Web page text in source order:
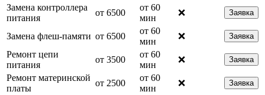
Замена контроллера
питания
от 6500
от 60
мин
❌ Заявка
Замена флеш-памяти от 6500
от 60
мин
❌ Заявка
Ремонт цепи
питания
от 3500
от 60
мин
❌ Заявка
Ремонт материнской
платы
от 2500
от 60
мин
❌ Заявка